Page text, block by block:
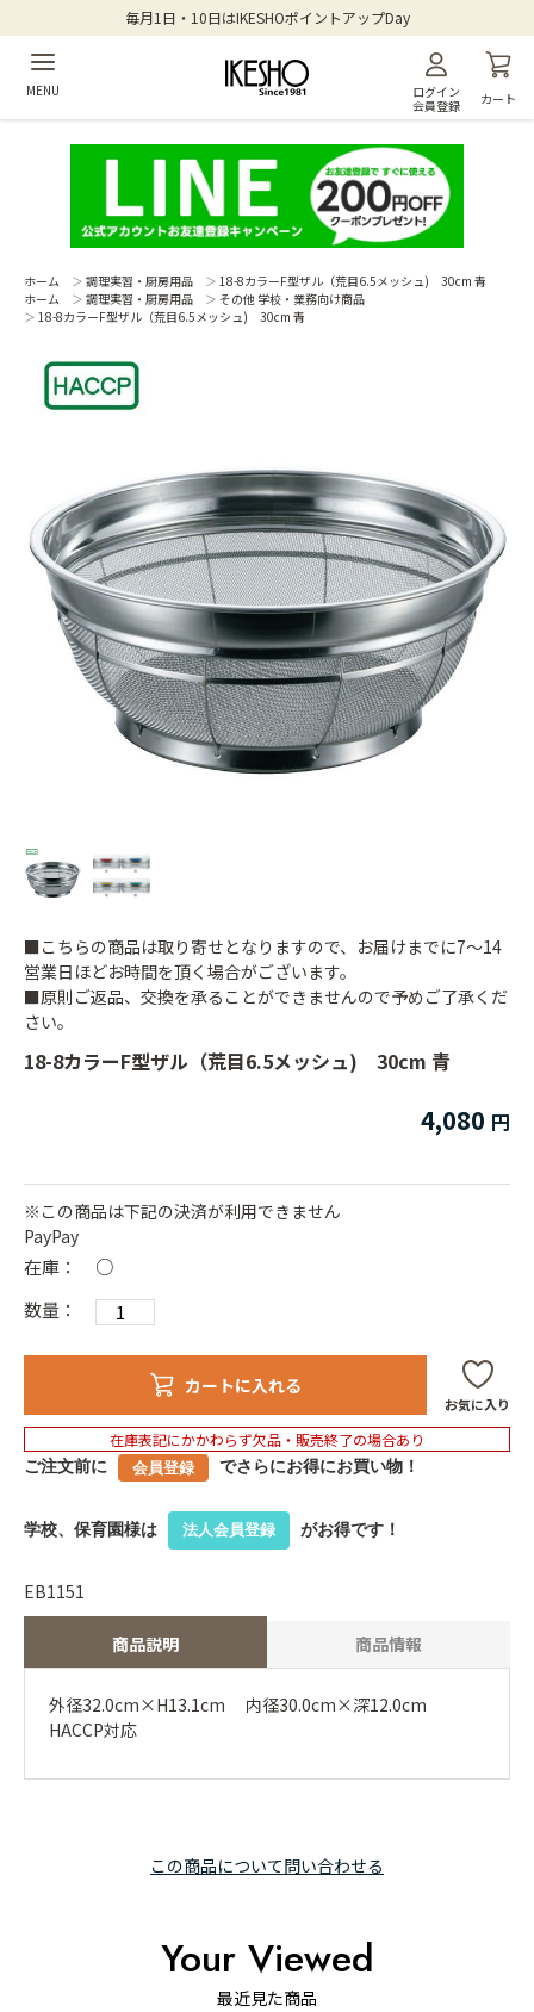
毎月1日・10日はIKESHOポイントアップDay
MENU
ログイン
会員登録
カート
ホーム ＞ 調理実習・厨房用品 ＞ 18-8カラーF型ザル（荒目6.5メッシュ) 30cm 青
ホーム
＞ 調理実習・厨房用品 ＞ その他 学校・業務向け商品
＞ 18-8カラーF型ザル（荒目6.5メッシュ) 30cm 青
18-8カラーF型ザル（荒目6.5メッシュ) 30cm 青
4,080
※この商品は下記の決済が利用できません
PayPay
在庫：
○
数量：
カートに入れる
お気に入り
在庫表記にかかわらず欠品・販売終了の場合あり
ご注文前に 会員登録 でさらにお得にお買い物！
学校、保育園様は 法人会員登録 がお得です！
商品説明 商品情報
外径32.0cm×H13.1cm 内径30.0cm×深12.0cm
HACCP対応
この商品について問い合わせる
■こちらの商品は取り寄せとなりますので、お届けまでに7～14
営業日ほどお時間を頂く場合がございます。
■原則ご返品、交換を承ることができませんので予めご了承くだ
さい。
EB1151
Your Viewed
最近見た商品